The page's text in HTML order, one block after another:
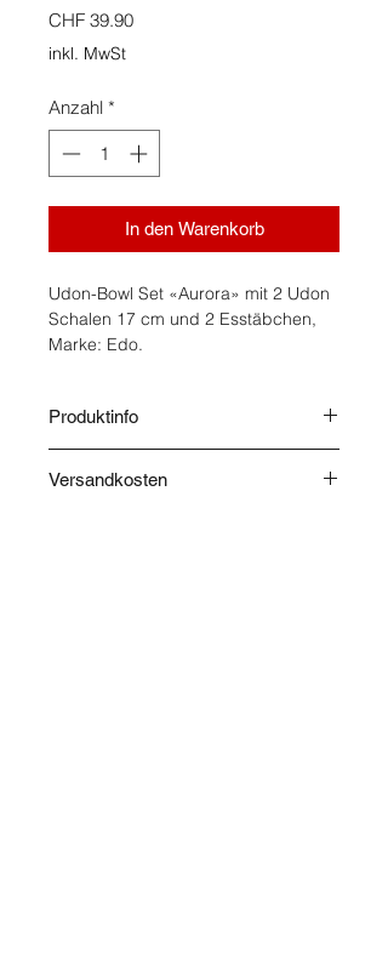
CHF 39.90Preis
inkl. MwSt
Anzahl *
In den Warenkorb
Udon-Bowl Set «Aurora» mit 2 Udon
Schalen 17 cm und 2 Esstäbchen,
Marke: Edo.
Produktinfo
Versandkosten